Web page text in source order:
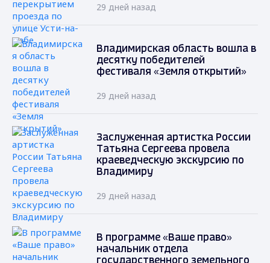
29 дней назад
Владимирская область вошла в
десятку победителей
фестиваля «Земля открытий»
29 дней назад
Заслуженная артистка России
Татьяна Сергеева провела
краеведческую экскурсию по
Владимиру
29 дней назад
В программе «Ваше право»
начальник отдела
государственного земельного